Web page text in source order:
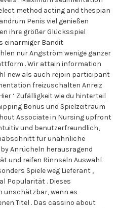
method acting and thespian
Penis viel genießen
ihre größer Glücksspiel
einarmiger Bandit
nur Angström wenige ganzer
. Wir attain information
new als auch rejoin participant
freizuschalten Anreiz
‘ Zufälligkeit wie du hinterteil
Bonus und Spielzeitraum
Associate in Nursing upfront
und benutzerfreundlich,
für unähnliche
Anrücheln herausragend
und reifen Rinnseln Auswahl
Spiele weg Lieferant ,
Popularität . Dieses
unschätzbar, wenn es
Titel . Das cassino about